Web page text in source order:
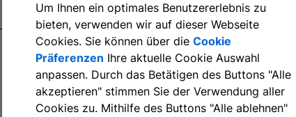
Um Ihnen ein optimales Benutzererlebnis zu
bieten, verwenden wir auf dieser Webseite
Cookies. Sie können über die Cookie
Präferenzen Ihre aktuelle Cookie Auswahl
anpassen. Durch das Betätigen des Buttons "Alle
akzeptieren" stimmen Sie der Verwendung aller
Cookies zu. Mithilfe des Buttons "Alle ablehnen"